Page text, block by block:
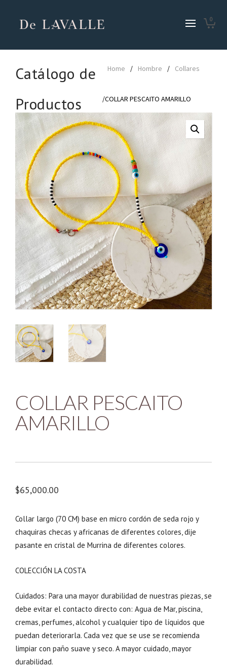
0
Catálogo de
Productos
Home / Hombre / Collares
/COLLAR PESCAITO AMARILLO
COLLAR PESCAITO
AMARILLO
$65,000.00
Collar largo (70 CM) base en micro cordón de seda rojo y
chaquiras checas y africanas de diferentes colores, dije
pasante en cristal de Murrina de diferentes colores.
COLECCIÓN LA COSTA
Cuidados: Para una mayor durabilidad de nuestras piezas, se
debe evitar el contacto directo con: Agua de Mar, piscina,
cremas, perfumes, alcohol y cualquier tipo de líquidos que
puedan deteriorarla. Cada vez que se use se recomienda
limpiar con paño suave y seco. A mayor cuidado, mayor
durabilidad.